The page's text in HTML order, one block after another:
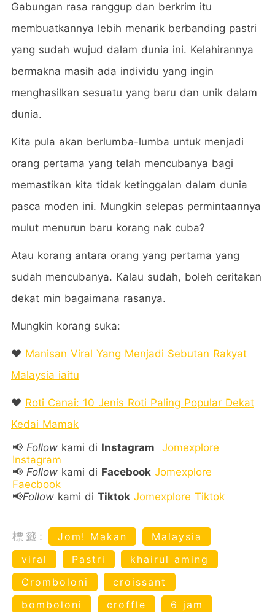
Gabungan rasa ranggup dan berkrim itu
membuatkannya lebih menarik berbanding pastri
yang sudah wujud dalam dunia ini. Kelahirannya
bermakna masih ada individu yang ingin
menghasilkan sesuatu yang baru dan unik dalam
dunia.
Kita pula akan berlumba-lumba untuk menjadi
orang pertama yang telah mencubanya bagi
memastikan kita tidak ketinggalan dalam dunia
pasca moden ini. Mungkin selepas permintaannya
mulut menurun baru korang nak cuba?
Atau korang antara orang yang pertama yang
sudah mencubanya. Kalau sudah, boleh ceritakan
dekat min bagaimana rasanya.
Mungkin korang suka:
❤️ Manisan Viral Yang Menjadi Sebutan Rakyat
Malaysia iaitu
❤️ Roti Canai: 10 Jenis Roti Paling Popular Dekat
Kedai Mamak
📢 Follow kami di Instagram
Jomexplore
Instagram
📢 Follow kami di Facebook Jomexplore
Faecbook
📢Follow kami di Tiktok Jomexplore Tiktok
標籤: Jom! Makan
Malaysia
viral
Pastri
khairul aming
Cromboloni
croissant
bomboloni
croffle
6 jam